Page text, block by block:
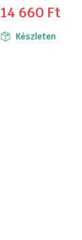
price
was:
14 660 Ft
price
is: Készleten